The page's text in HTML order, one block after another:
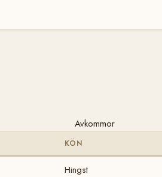
Avkommor
KÖN
Hingst